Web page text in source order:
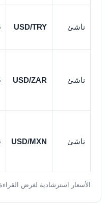
ناشئ USD/TRY
ناشئ USD/ZAR
ناشئ USD/MXN
الأسعار استرشادية لغرض